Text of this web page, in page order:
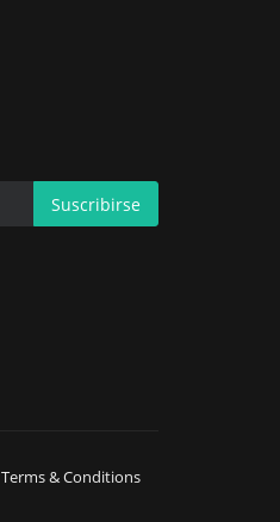
Suscribirse
Terms & Conditions